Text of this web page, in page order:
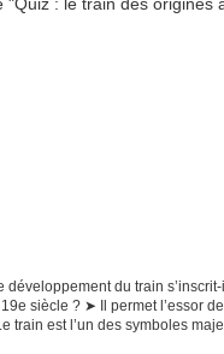
développement du train
siècle ? ➤ Il permet l’essor
train est l’un des symboles